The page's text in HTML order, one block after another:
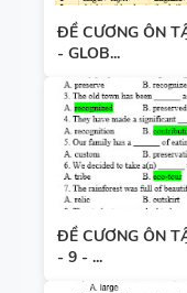
ĐỀ CƯƠNG ÔN
- GLOB...
ĐỀ CƯƠNG ÔN
- 9 - ...